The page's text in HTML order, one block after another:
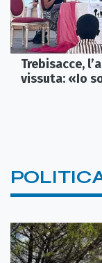
Trebisacce,
vissuta: «Io